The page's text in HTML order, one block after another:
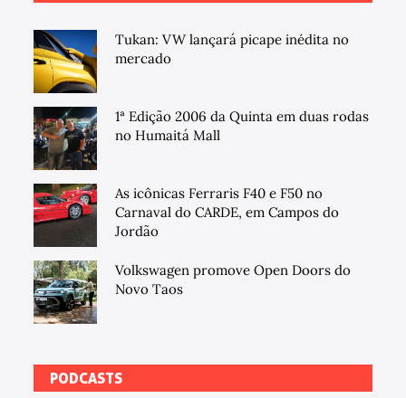
Tukan: VW lançará picape inédita no
mercado
1ª Edição 2006 da Quinta em duas rodas
no Humaitá Mall
As icônicas Ferraris F40 e F50 no
Carnaval do CARDE, em Campos do
Jordão
Volkswagen promove Open Doors do
Novo Taos
PODCASTS